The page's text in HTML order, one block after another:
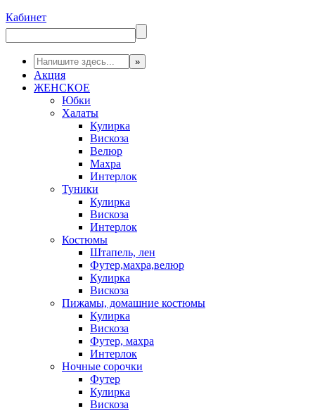
Кабинет
Акция
ЖЕНСКОЕ
Юбки
Халаты
Кулирка
Вискоза
Велюр
Махра
Интерлок
Туники
Кулирка
Вискоза
Интерлок
Костюмы
Штапель, лен
Футер,махра,велюр
Кулирка
Вискоза
Пижамы, домашние костюмы
Кулирка
Вискоза
Футер, махра
Интерлок
Ночные сорочки
Футер
Кулирка
Вискоза